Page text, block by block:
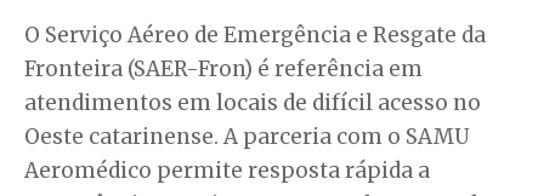
O Serviço Aéreo de Emergência e Resgate da
Fronteira (SAER-Fron) é referência em
atendimentos em locais de difícil acesso no
Oeste catarinense. A parceria com o SAMU
Aeromédico permite resposta rápida a